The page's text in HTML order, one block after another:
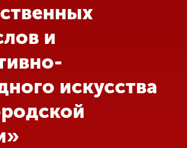
виды
и
искусства